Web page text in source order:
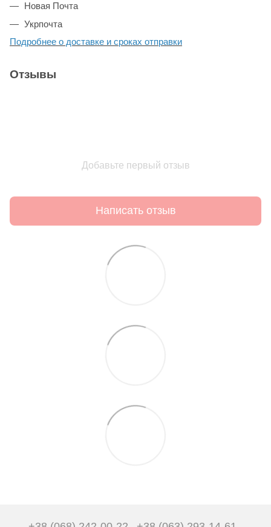
Новая Почта
Укрпочта
Подробнее о доставке и сроках отправки
Отзывы
Добавьте первый отзыв
Написать отзыв